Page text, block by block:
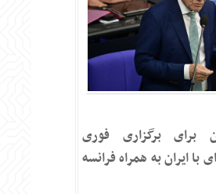
برای برگزاری فوری
ایران به همراه فرانسه